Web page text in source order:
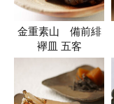
金重素山 備前緋
襷皿 五客